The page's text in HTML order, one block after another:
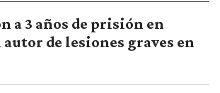
a 3 años de prisión en
autor de lesiones graves en